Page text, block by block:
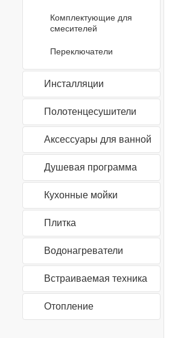
Комплектующие для
смесителей
Переключатели
Инсталляции
Полотенцесушители
Аксессуары для ванной
Душевая программа
Кухонные мойки
Плитка
Водонагреватели
Встраиваемая техника
Отопление